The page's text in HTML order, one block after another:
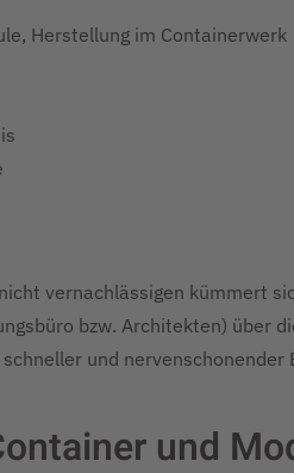
Herstellung im Containerwerk
vernachlässigen kümmert
bzw. Architekten) über
und nervenschonender
und